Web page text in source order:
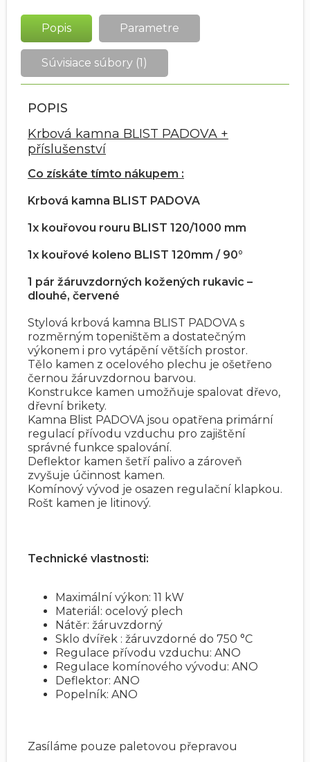
Popis Parametre
Súvisiace súbory (1)
POPIS
Krbová kamna BLIST PADOVA +
příslušenství
Co získáte tímto nákupem :
Krbová kamna BLIST PADOVA
1x kouřovou rouru BLIST 120/1000 mm
1x kouřové koleno BLIST 120mm / 90°
1 pár žáruvzdorných kožených rukavic –
dlouhé, červené
Stylová krbová kamna BLIST PADOVA s
rozměrným topeništěm a dostatečným
výkonem i pro vytápění větších prostor.
Tělo kamen z ocelového plechu je ošetřeno
černou žáruvzdornou barvou.
Konstrukce kamen umožňuje spalovat dřevo,
dřevní brikety.
Kamna Blist PADOVA jsou opatřena primární
regulací přívodu vzduchu pro zajištění
správné funkce spalování.
Deflektor kamen šetří palivo a zároveň
zvyšuje účinnost kamen.
Komínový vývod je osazen regulační klapkou.
Rošt kamen je litinový.
Technické vlastnosti:
Maximální výkon: 11 kW
Materiál: ocelový plech
Nátěr: žáruvzdorný
Sklo dvířek : žáruvzdorné do 750 °C
Regulace přívodu vzduchu: ANO
Regulace komínového vývodu: ANO
Deflektor: ANO
Popelník: ANO
Zasíláme pouze paletovou přepravou